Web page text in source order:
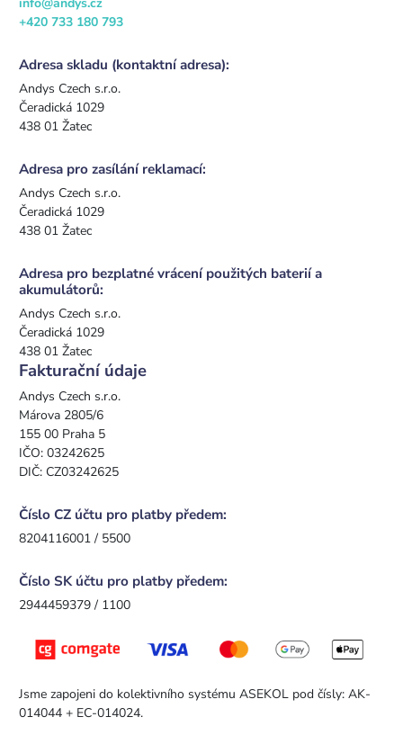
+420 733 180 793
Adresa skladu (kontaktní adresa):
Andys Czech s.r.o.
Čeradická 1029
438 01 Žatec
Adresa pro zasílání reklamací:
Andys Czech s.r.o.
Čeradická 1029
438 01 Žatec
Adresa pro bezplatné vrácení použitých baterií a
akumulátorů:
Andys Czech s.r.o.
Čeradická 1029
438 01 Žatec
Fakturační údaje
Andys Czech s.r.o.
Márova 2805/6
155 00 Praha 5
IČO: 03242625
DIČ: CZ03242625
Číslo CZ účtu pro platby předem:
8204116001 / 5500
Číslo SK účtu pro platby předem:
2944459379 / 1100
Jsme zapojeni do kolektivního systému ASEKOL pod čísly: AK-
014044 + EC-014024.